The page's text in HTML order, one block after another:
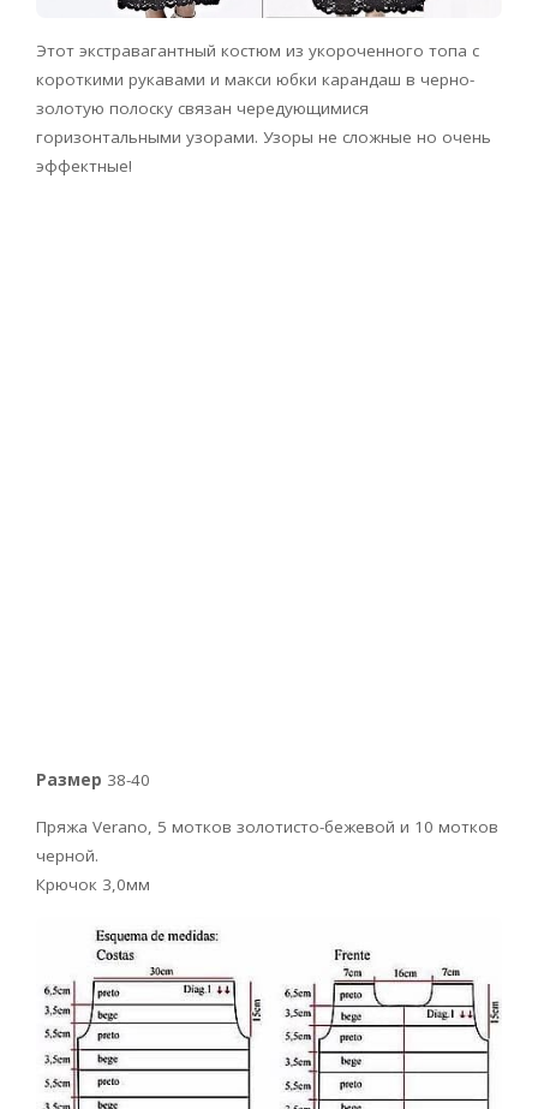
Этот экстравагантный костюм из укороченного топа с
короткими рукавами и макси юбки карандаш в черно-
золотую полоску связан чередующимися
горизонтальными узорами. Узоры не сложные но очень
эффектные!
Размер 38-40
Пряжа Verano, 5 мотков золотисто-бежевой и 10 мотков
черной.
Крючок 3,0мм